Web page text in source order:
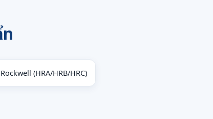
(HRA/HRB/HRC)